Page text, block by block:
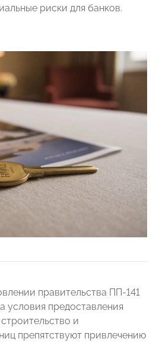
риски для банков.
правительства ПП-141
условия предоставления
и
препятствуют привлечению